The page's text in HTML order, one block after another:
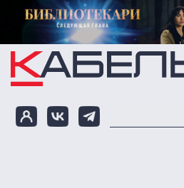
Перейти к основному